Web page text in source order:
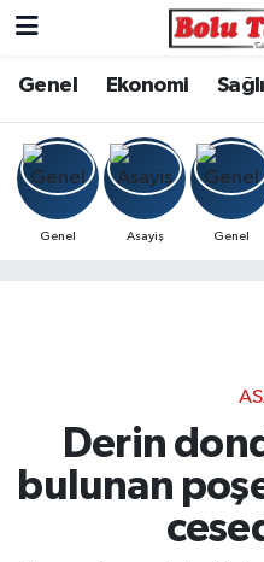
Genel Ekonomi
Genel Asayiş Genel
Derin
bulunan